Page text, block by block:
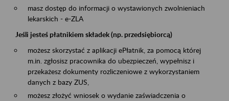
masz dostęp do informacji o wystawionych zwolnieniach
lekarskich - e-ZLA
Jeśli jesteś płatnikiem składek (np. przedsiębiorcą)
możesz skorzystać z aplikacji ePłatnik, za pomocą której
m.in. zgłosisz pracownika do ubezpieczeń, wypełnisz i
przekażesz dokumenty rozliczeniowe z wykorzystaniem
danych z bazy ZUS,
możesz złożyć wniosek o wydanie zaświadczenia o